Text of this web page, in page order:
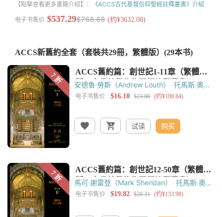
【點擊查看更多書籍介紹】：
《ACCS古代基督信仰聖經註釋叢書》介紹
电子书售价 $537.29$768.68 (约¥3632.08)
ACCS新舊約全套（套裝共29冊，繁體版） (29本书)
安德魯·勞斯（Andrew Louth）
托馬斯‧奧登
（Thomas C. Oden） 黃錫木 黃嘉樑
试读 购买
馬可·謝雷登（Mark Sheridan）
托馬斯‧奧登
（Thomas C. Oden） 黃錫木 黃嘉樑